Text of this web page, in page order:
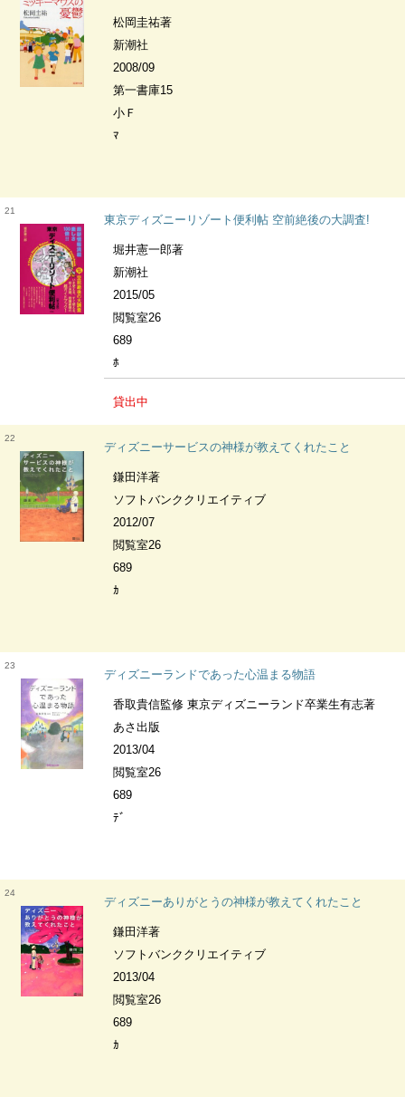
松岡圭祐著
新潮社
2008/09
第一書庫15
小Ｆ
ﾏ
21
東京ディズニーリゾート便利帖 空前絶後の大調査!
堀井憲一郎著
新潮社
2015/05
閲覧室26
689
ﾎ
貸出中
22
ディズニーサービスの神様が教えてくれたこと
鎌田洋著
ソフトバンククリエイティブ
2012/07
閲覧室26
689
ｶ
23
ディズニーランドであった心温まる物語
香取貴信監修 東京ディズニーランド卒業生有志著
あさ出版
2013/04
閲覧室26
689
ﾃﾞ
24
ディズニーありがとうの神様が教えてくれたこと
鎌田洋著
ソフトバンククリエイティブ
2013/04
閲覧室26
689
ｶ